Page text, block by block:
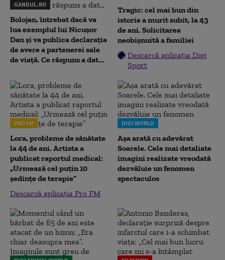
GANDUL.RO
Bolojan, întrebat dacă va
lua exemplul lui Nicușor
Dan și va publica declarația
de avere a partenerei sale
de viață. Ce răspuns a dat...
Tragic: cel mai bun din
istorie a murit subit, la 43
de ani. Solicitarea
neobișnuită a familiei
Descarcă aplicația Digi
Sport
PRO FM
Lora, probleme de sănătate
la 44 de ani. Artista a
publicat raportul medical:
„Urmează cel puțin 10
ședințe de terapie”
Descarcă aplicația Pro FM
DIGI WORLD
Așa arată cu adevărat
Soarele. Cele mai detaliate
imagini realizate vreodată
dezvăluie un fenomen
spectaculos